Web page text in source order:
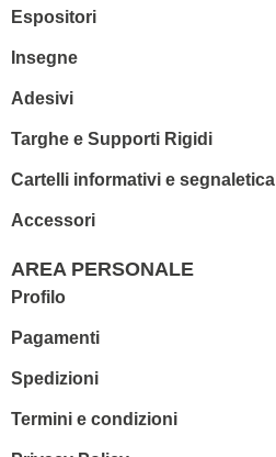
Espositori
Insegne
Adesivi
Targhe e Supporti Rigidi
Cartelli informativi e segnaletica
Accessori
AREA PERSONALE
Profilo
Pagamenti
Spedizioni
Termini e condizioni